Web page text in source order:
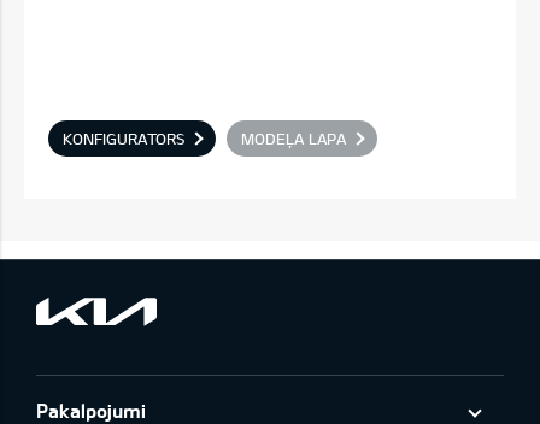
KONFIGURATORS MODEĻA LAPA
Pakalpojumi